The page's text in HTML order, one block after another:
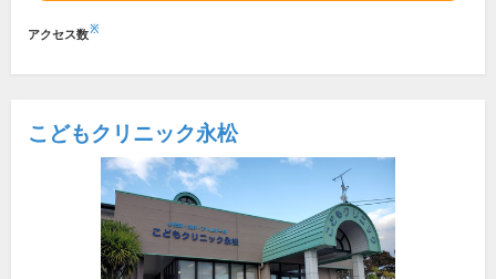
アクセス数※
こどもクリニック永松